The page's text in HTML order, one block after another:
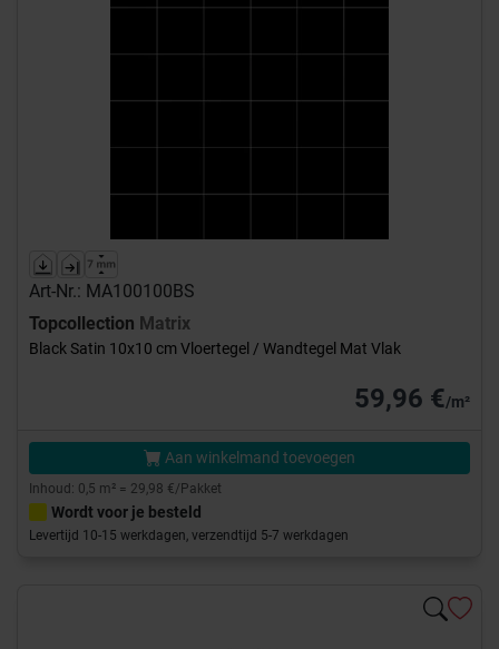
Art-Nr.: MA100100BS
Topcollection Matrix
Black Satin 10x10 cm Vloertegel / Wandtegel Mat Vlak
59,96 €/m²
Aan winkelmand toevoegen
Inhoud: 0,5 m² = 29,98 €/Pakket
Wordt voor je besteld
Levertijd 10-15 werkdagen, verzendtijd 5-7 werkdagen